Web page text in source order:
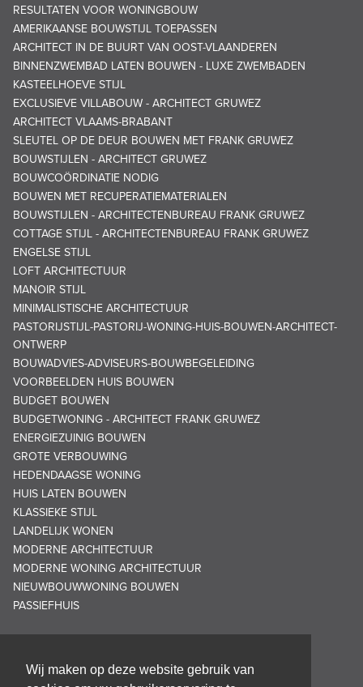
Wij maken op deze website gebruik van
RESULTATEN VOOR WONINGBOUW
AMERIKAANSE BOUWSTIJL TOEPASSEN
ARCHITECT IN DE BUURT VAN OOST-VLAANDEREN
BINNENZWEMBAD LATEN BOUWEN - LUXE ZWEMBADEN
KASTEELHOEVE STIJL
EXCLUSIEVE VILLABOUW - ARCHITECT GRUWEZ
ARCHITECT VLAAMS-BRABANT
SLEUTEL OP DE DEUR BOUWEN MET FRANK GRUWEZ
BOUWSTIJLEN - ARCHITECT GRUWEZ
BOUWCOÖRDINATIE NODIG
BOUWEN MET RECUPERATIEMATERIALEN
BOUWSTIJLEN - ARCHITECTENBUREAU FRANK GRUWEZ
COTTAGE STIJL - ARCHITECTENBUREAU FRANK GRUWEZ
ENGELSE STIJL
LOFT ARCHITECTUUR
MANOIR STIJL
MINIMALISTISCHE ARCHITECTUUR
PASTORIJSTIJL-PASTORIJ-WONING-HUIS-BOUWEN-ARCHITECT-
ONTWERP
BOUWADVIES-ADVISEURS-BOUWBEGELEIDING
VOORBEELDEN HUIS BOUWEN
BUDGET BOUWEN
BUDGETWONING - ARCHITECT FRANK GRUWEZ
ENERGIEZUINIG BOUWEN
GROTE VERBOUWING
HEDENDAAGSE WONING
HUIS LATEN BOUWEN
KLASSIEKE STIJL
LANDELIJK WONEN
MODERNE ARCHITECTUUR
MODERNE WONING ARCHITECTUUR
NIEUWBOUWWONING BOUWEN
PASSIEFHUIS